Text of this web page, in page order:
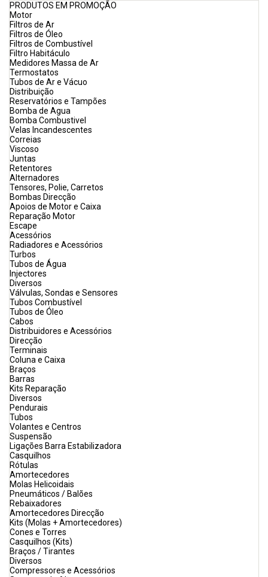
PRODUTOS EM PROMOÇÃO
Motor
Filtros de Ar
Filtros de Óleo
Filtros de Combustível
Filtro Habitáculo
Medidores Massa de Ar
Termostatos
Tubos de Ar e Vácuo
Distribuição
Reservatórios e Tampões
Bomba de Agua
Bomba Combustivel
Velas Incandescentes
Correias
Viscoso
Juntas
Retentores
Alternadores
Tensores, Polie, Carretos
Bombas Direcção
Apoios de Motor e Caixa
Reparação Motor
Escape
Acessórios
Radiadores e Acessórios
Turbos
Tubos de Água
Injectores
Diversos
Válvulas, Sondas e Sensores
Tubos Combustível
Tubos de Óleo
Cabos
Distribuidores e Acessórios
Direcção
Terminais
Coluna e Caixa
Braços
Barras
Kits Reparação
Diversos
Pendurais
Tubos
Volantes e Centros
Suspensão
Ligações Barra Estabilizadora
Casquilhos
Rótulas
Amortecedores
Molas Helicoidais
Pneumáticos / Balões
Rebaixadores
Amortecedores Direcção
Kits (Molas + Amortecedores)
Cones e Torres
Casquilhos (Kits)
Braços / Tirantes
Diversos
Compressores e Acessórios